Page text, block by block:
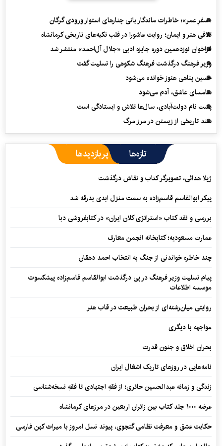
«سفرِ عمر»؛ خاطرات ماندگار بانی چنارهای استوار ورودی گرگان
تلاقی هنر و ایمان؛ روایت عاشورا در قلب تکیه‌های تاریخی کرمانشاه
فراخوان نوزدهمین دوره جایزه ادبی «جلال آل‌احمد» منتشر شد
وزیر فرهنگ درگذشت فرهنگ شکوهی را تسلیت گفت
حسین پناهی هنوز خوانده می‌شود
سامسای عاشق، آدم می‌شود
پشت نام دولت‌آبادی، سال‌ها تلاش و ایستادگی است
سند تاریخی از زیستن در مرز مرگ
تازه‌ها پربازدیدها
ژیلا هدائی، تصویرگر کتاب و نقاش درگذشت
پیکر ابوالقاسم قاسم‌زاده به سمت منزل ابدی بدرقه شد
بررسی و نقد کتاب «استراتژی کلان ایران» در کتابفروشی دبا
عمارت مسعودیه؛ کتابخانه انجمن معارف
چند خاطره خواندنی از جنگ به انتخاب احمد دهقان
پیام تسلیت وزیر فرهنگ در پی درگذشت ابوالقاسم قاسم‌زاده پیشکسوت
موسسه اطلاعات
روایتی میان‌رشته‌ای از بحران طبیعت در قاب هنر
مواجهه با دیگری
بحران اخلاق و جنون قدرت
نامه‌هایی در روزهای تاریک اشغال ایران
زندگی و زمانه عبدالحسین حائری؛ از فقهِ اجتهادی تا فقهِ نسخه‌شناسی
عرضه ۱۰۰۰ جلد کتاب بین زائران اربعین در مرزهای کرمانشاه
حکایت عشق و معرفت نظامی گنجوی، پیوند نسل امروز با میراث کهن فارسی